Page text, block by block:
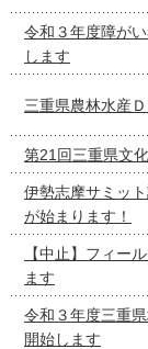
令和３年度障が
します
三重県農林水産
第21回三重県文
伊勢志摩サミッ
が始まります！
【中止】フィー
ます
令和３年度三重
開始します